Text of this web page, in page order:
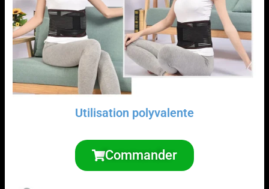
Utilisation polyvalente
Commander